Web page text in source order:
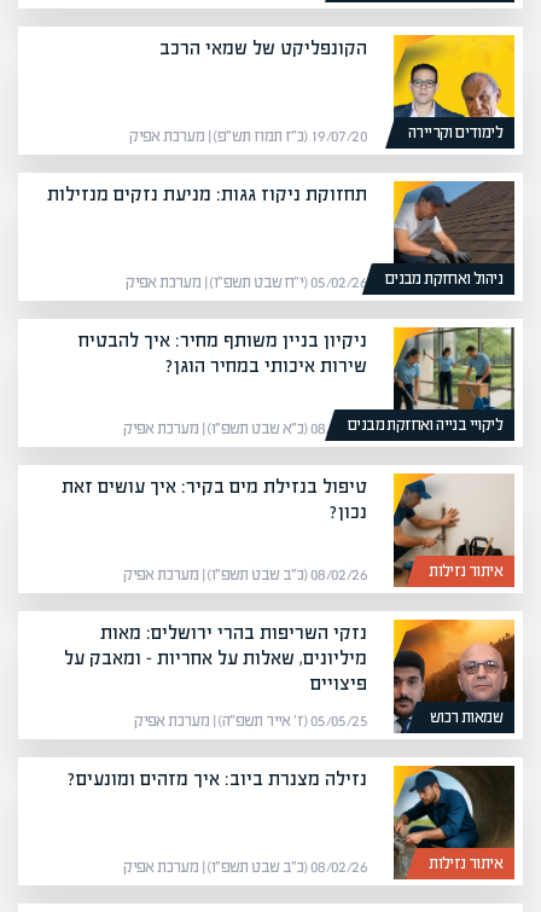
לימודים וקריירה
הקונפליקט של שמאי הרכב
19/07/20 (כ״ז תמוז תש״פ) | מערכת אפיק
ניהול ואחזקת מבנים
תחזוקת ניקוז גגות: מניעת נזקים מנזילות
05/02/26 (י״ח שבט תשפ״ו) | מערכת אפיק
ליקויי בנייה ואחזקת מבנים
ניקיון בניין משותף מחיר: איך להבטיח
שירות איכותי במחיר הוגן?
08/02/26 (כ״א שבט תשפ״ו) | מערכת אפיק
איתור נזילות
טיפול בנזילת מים בקיר: איך עושים זאת
נכון?
08/02/26 (כ״ב שבט תשפ״ו) | מערכת אפיק
שמאות רכוש
נזקי השריפות בהרי ירושלים: מאות
מיליונים, שאלות על אחריות – ומאבק על
פיצויים
05/05/25 (ז׳ אייר תשפ״ה) | מערכת אפיק
איתור נזילות
נזילה מצנרת ביוב: איך מזהים ומונעים?
08/02/26 (כ״ב שבט תשפ״ו) | מערכת אפיק